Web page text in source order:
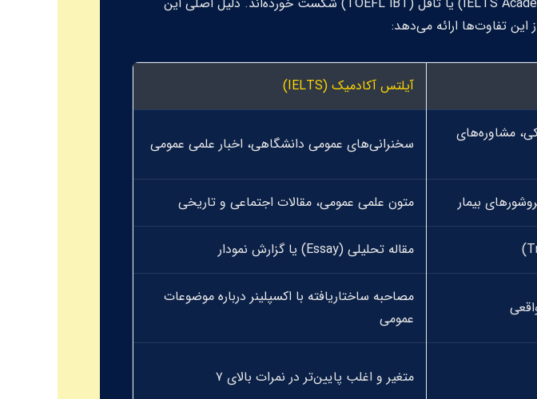
تفاوت‌ها ارائه می‌دهد:
آیلتس آکادمیک (IELTS)
مشاوره‌های
سخنرانی‌های عمومی دانشگاهی، اخبار علمی عمومی
بیمار متون علمی عمومی، مقالات اجتماعی و تاریخی
) مقاله تحلیلی (Essay) یا گزارش نمودار
مصاحبه ساختاریافته با اکسپلینر درباره موضوعات
عمومی
متغیر و اغلب پایین‌تر در نمرات بالای ۷